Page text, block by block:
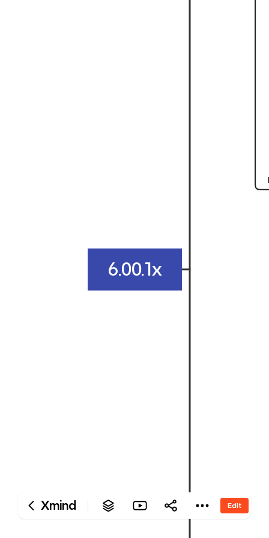
‎6.00.1x
Xmind Edit